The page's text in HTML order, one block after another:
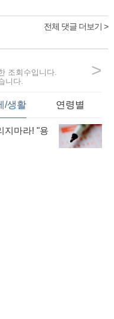
전체 댓글 더보기 >
조회수입니다.
니다.
>
/생활 연령별
지마라! "용